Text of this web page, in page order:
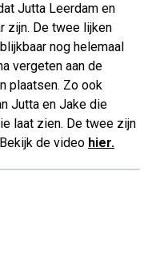
Jutta Leerdam en
zijn. De twee lijken
nog helemaal
vergeten aan de
plaatsen. Zo ook
Jutta en Jake die
laat zien. De twee zijn
de video hier.